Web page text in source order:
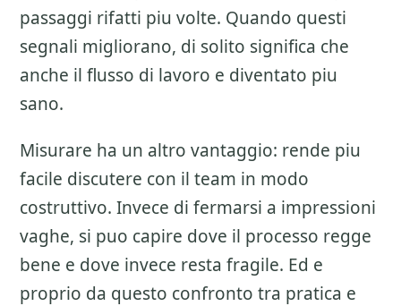
passaggi rifatti piu volte. Quando questi
segnali migliorano, di solito significa che
anche il flusso di lavoro e diventato piu
sano.
Misurare ha un altro vantaggio: rende piu
facile discutere con il team in modo
costruttivo. Invece di fermarsi a impressioni
vaghe, si puo capire dove il processo regge
bene e dove invece resta fragile. Ed e
proprio da questo confronto tra pratica e